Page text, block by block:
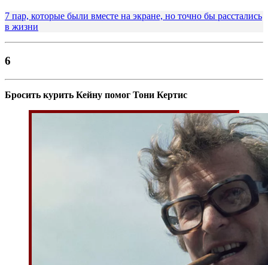
7 пар, которые были вместе на экране, но точно бы расстались
в жизни
6
Бросить курить Кейну помог Тони Кертис